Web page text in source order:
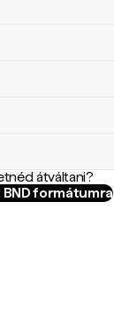
átváltani?
BND formátumra